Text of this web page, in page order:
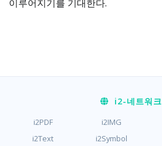
이루어지기를 기대한다.
i2-네트워크
i2PDF i2IMG
i2Text
i2Symbol